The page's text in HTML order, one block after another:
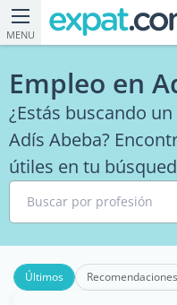
MENU
Empleo en
¿Estás buscando
Adís Abeba?
útiles en tu
Buscar por profesión
Últimos Recomendaciones